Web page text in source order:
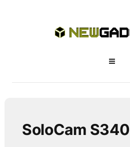
SoloCam S340